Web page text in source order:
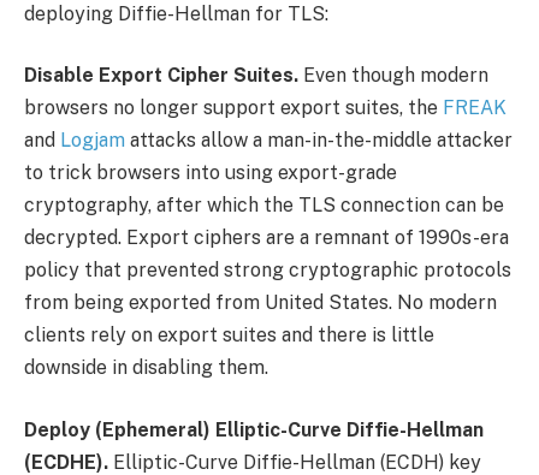
deploying Diffie-Hellman for TLS:
Disable Export Cipher Suites. Even though modern
browsers no longer support export suites, the FREAK
and Logjam attacks allow a man-in-the-middle attacker
to trick browsers into using export-grade
cryptography, after which the TLS connection can be
decrypted. Export ciphers are a remnant of 1990s-era
policy that prevented strong cryptographic protocols
from being exported from United States. No modern
clients rely on export suites and there is little
downside in disabling them.
Deploy (Ephemeral) Elliptic-Curve Diffie-Hellman
(ECDHE). Elliptic-Curve Diffie-Hellman (ECDH) key